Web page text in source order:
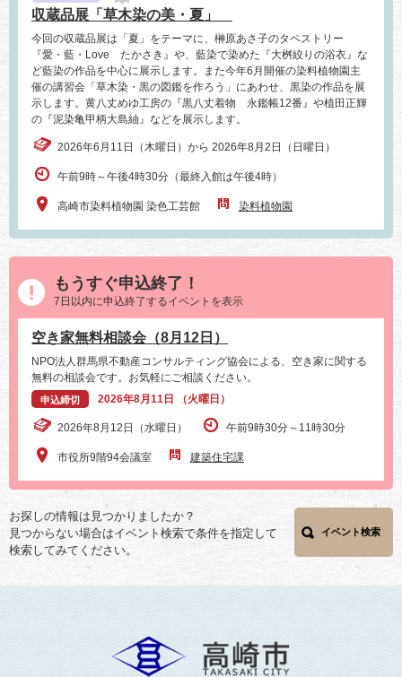
収蔵品展「草木染の美・夏」
今回の収蔵品展は「夏」をテーマに、榊原あさ子のタペストリー
『愛・藍・Love たかさき』や、藍染で染めた『大桝絞りの浴衣』な
ど藍染の作品を中心に展示します。また今年6月開催の染料植物園主
催の講習会「草木染・黒の図鑑を作ろう」にあわせ、黒染の作品を展
示します。黄八丈めゆ工房の『黒八丈着物 永鑑帳12番』や植田正輝
の『泥染亀甲柄大島紬』などを展示します。
2026年6月11日（木曜日）から 2026年8月2日（日曜日）
午前9時～午後4時30分（最終入館は午後4時）
高崎市染料植物園 染色工芸館 染料植物園
もうすぐ申込終了！
7日以内に申込終了するイベントを表示
空き家無料相談会（8月12日）
NPO法人群馬県不動産コンサルティング協会による、空き家に関する
無料の相談会です。お気軽にご相談ください。
申込締切 2026年8月11日 （火曜日）
2026年8月12日（水曜日） 午前9時30分～11時30分
市役所9階94会議室 建築住宅課
お探しの情報は見つかりましたか？
見つからない場合はイベント検索で条件を指定して
検索してみてください。
イベント検索